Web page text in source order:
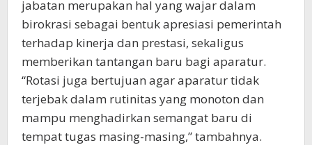
jabatan merupakan hal yang wajar dalam
birokrasi sebagai bentuk apresiasi pemerintah
terhadap kinerja dan prestasi, sekaligus
memberikan tantangan baru bagi aparatur.
“Rotasi juga bertujuan agar aparatur tidak
terjebak dalam rutinitas yang monoton dan
mampu menghadirkan semangat baru di
tempat tugas masing-masing,” tambahnya.